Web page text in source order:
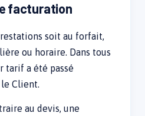
facturation
soit au forfait,
ou horaire. Dans tous
tarif a été passé
Client.
au devis, une